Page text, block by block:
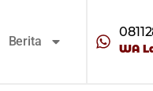
Berita
WA